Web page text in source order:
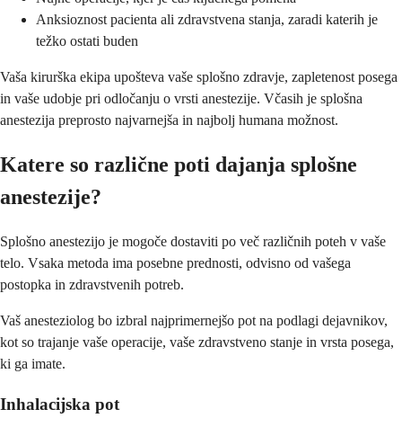
Anksioznost pacienta ali zdravstvena stanja, zaradi katerih je
težko ostati buden
Vaša kirurška ekipa upošteva vaše splošno zdravje, zapletenost posega
in vaše udobje pri odločanju o vrsti anestezije. Včasih je splošna
anestezija preprosto najvarnejša in najbolj humana možnost.
Katere so različne poti dajanja splošne
anestezije?
Splošno anestezijo je mogoče dostaviti po več različnih poteh v vaše
telo. Vsaka metoda ima posebne prednosti, odvisno od vašega
postopka in zdravstvenih potreb.
Vaš anesteziolog bo izbral najprimernejšo pot na podlagi dejavnikov,
kot so trajanje vaše operacije, vaše zdravstveno stanje in vrsta posega,
ki ga imate.
Inhalacijska pot